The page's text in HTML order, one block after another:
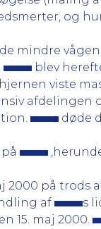
og
mindre
blev
viste
afdelingen
døde
2000 på trods
af
s
15. maj 2000.